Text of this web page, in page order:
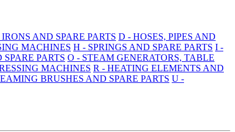
IRONS AND SPARE PARTS D - HOSES, PIPES AND
MACHINES H - SPRINGS AND SPARE PARTS I -
PARTS O - STEAM GENERATORS, TABLE
MACHINES R - HEATING ELEMENTS AND
BRUSHES AND SPARE PARTS U -